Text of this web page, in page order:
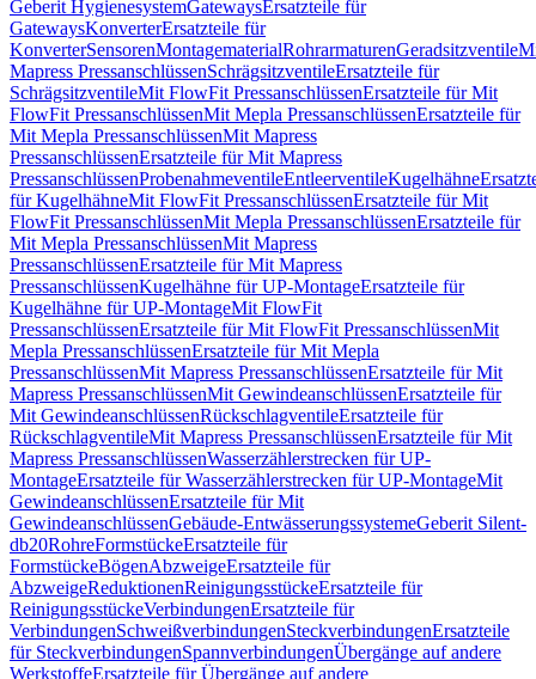
Geberit HygienesystemGatewaysErsatzteile für
GatewaysKonverterErsatzteile für
KonverterSensorenMontagematerialRohrarmaturenGeradsitzventile
Mapress PressanschlüssenSchrägsitzventileErsatzteile für
SchrägsitzventileMit FlowFit PressanschlüssenErsatzteile für Mit
FlowFit PressanschlüssenMit Mepla PressanschlüssenErsatzteile für
Mit Mepla PressanschlüssenMit Mapress
PressanschlüssenErsatzteile für Mit Mapress
PressanschlüssenProbenahmeventileEntleerventileKugelhähne
für KugelhähneMit FlowFit PressanschlüssenErsatzteile für Mit
FlowFit PressanschlüssenMit Mepla PressanschlüssenErsatzteile für
Mit Mepla PressanschlüssenMit Mapress
PressanschlüssenErsatzteile für Mit Mapress
PressanschlüssenKugelhähne für UP-MontageErsatzteile für
Kugelhähne für UP-MontageMit FlowFit
PressanschlüssenErsatzteile für Mit FlowFit PressanschlüssenMit
Mepla PressanschlüssenErsatzteile für Mit Mepla
PressanschlüssenMit Mapress PressanschlüssenErsatzteile für Mit
Mapress PressanschlüssenMit GewindeanschlüssenErsatzteile für
Mit GewindeanschlüssenRückschlagventileErsatzteile für
RückschlagventileMit Mapress PressanschlüssenErsatzteile für Mit
Mapress PressanschlüssenWasserzählerstrecken für UP-
MontageErsatzteile für Wasserzählerstrecken für UP-MontageMit
GewindeanschlüssenErsatzteile für Mit
GewindeanschlüssenGebäude-EntwässerungssystemeGeberit Silent-
db20RohreFormstückeErsatzteile für
FormstückeBögenAbzweigeErsatzteile für
AbzweigeReduktionenReinigungsstückeErsatzteile für
ReinigungsstückeVerbindungenErsatzteile für
VerbindungenSchweißverbindungenSteckverbindungenErsatzteile
für SteckverbindungenSpannverbindungenÜbergänge auf andere
WerkstoffeErsatzteile für Übergänge auf andere